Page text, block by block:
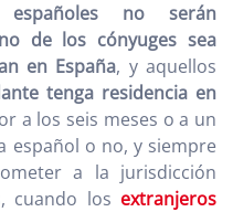
españoles no serán
de los cónyuges sea
en España, y aquellos
tenga residencia en
a los seis meses o a un
español o no, y siempre
a la jurisdicción
cuando los extranjeros